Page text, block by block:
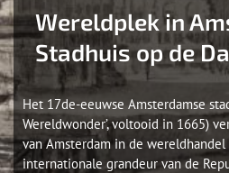
Wereldplek in
Stadhuis op de
Het 17de-eeuwse Amsterdamse
Wereldwonder’, voltooid in 1665)
van Amsterdam in de
internationale grandeur van de